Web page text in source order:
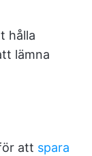
hålla
lämna
att spara